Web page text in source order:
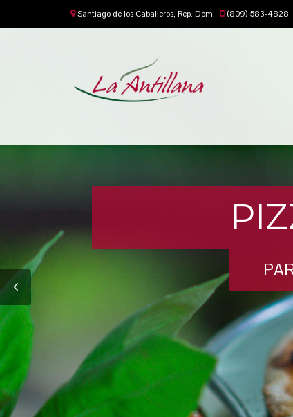
Santiago de los Caballeros, Rep. Dom. (809) 583-4828